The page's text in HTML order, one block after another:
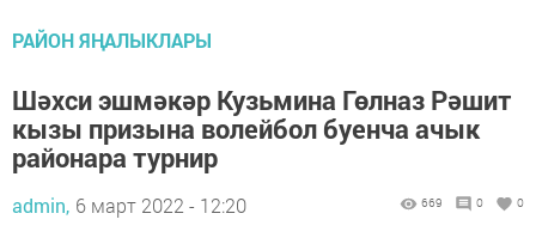
РАЙОН ЯҢАЛЫКЛАРЫ
Шәхси эшмәкәр Кузьмина Гөлназ Рәшит
кызы призына волейбол буенча ачык
районара турнир
admin, 6 март 2022 - 12:20 669 0 0